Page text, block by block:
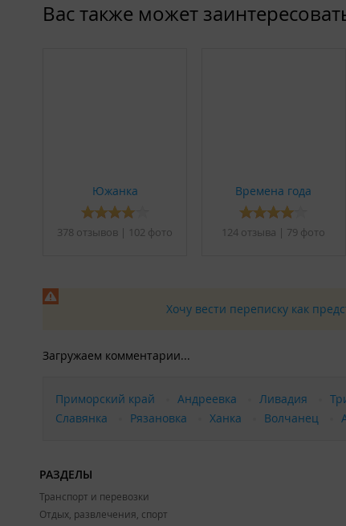
мангальная зона,
Запрещено чрезмерное употребление
Разрешается проживание с маленькой собакой,
ИП Горбатенко В. А.
Вас также может
Южанка
378 отзывов | 102 фото
Времена года
124 отзывa | 79 фото
Хочу вести переписку как
Загружаем комментарии...
Приморский край Андреевка Ливадия
Славянка
Рязановка Ханка Волчанец
РАЗДЕЛЫ
Транспорт и перевозки
Отдых, развлечения, спорт